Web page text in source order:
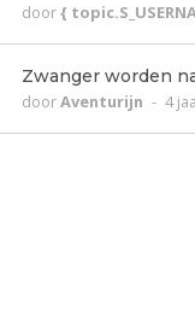
door{
Zwanger worden
doorAventurijn - 4